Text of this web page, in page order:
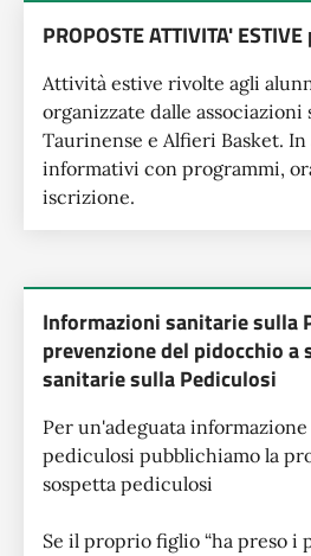
PROPOSTE ATTIVITA'
Attività estive rivolte agli
organizzate dalle
Taurinense e Alfieri Basket.
informativi con programmi,
iscrizione.
Informazioni sanitarie sulla
prevenzione del pidocchio
sanitarie sulla Pediculosi
Per un'adeguata
pediculosi pubblichiamo la
sospetta pediculosi
Se il proprio figlio “ha preso i